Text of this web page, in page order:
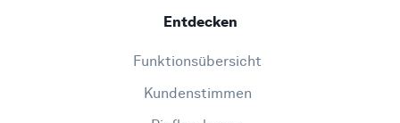
Entdecken
Funktionsübersicht
Kundenstimmen